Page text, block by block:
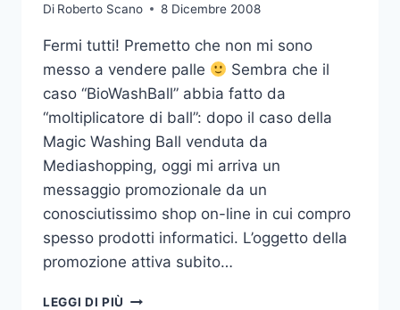
Di Roberto Scano 8 Dicembre 2008
Fermi tutti! Premetto che non mi sono
messo a vendere palle
Sembra che il
caso “BioWashBall” abbia fatto da
“moltiplicatore di ball”: dopo il caso della
Magic Washing Ball venduta da
Mediashopping, oggi mi arriva un
messaggio promozionale da un
conosciutissimo shop on-line in cui compro
spesso prodotti informatici. L’oggetto della
promozione attiva subito…
LEGGI DI PIÙ BIOWASHBALL: